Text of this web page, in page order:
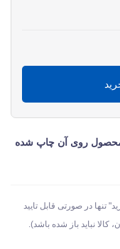
روی آن چاپ شده
تنها در صورتی قابل تایید
نباید باز شده باشد).